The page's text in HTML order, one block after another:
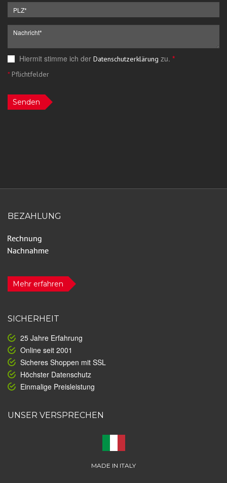
Hiermit stimme ich der Datenschutzerklärung zu. *
*Pflichtfelder
Senden
BEZAHLUNG
Mehr erfahren
SICHERHEIT
25 Jahre Erfahrung
Online seit 2001
Sicheres Shoppen mit SSL
Höchster Datenschutz
Einmalige Preisleistung
UNSER VERSPRECHEN
MADE IN ITALY